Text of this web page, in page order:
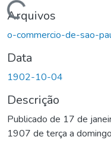
Carregando...
Arquivos
o-commercio-de-sao-
Data
1902-10-04
Descrição
Publicado de 17 de
1907 de terça a